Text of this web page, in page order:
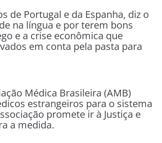
de Portugal e da Espanha, diz o
na língua e por terem bons
e a crise econômica que
em conta pela pasta para
Médica Brasileira (AMB)
estrangeiros para o sistema
promete ir à Justiça e
a medida.